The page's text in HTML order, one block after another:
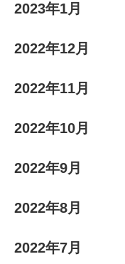
2023年1月
2022年12月
2022年11月
2022年10月
2022年9月
2022年8月
2022年7月